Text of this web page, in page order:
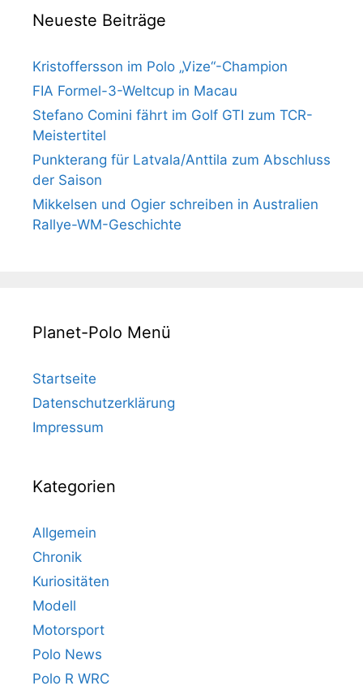
Neueste Beiträge
Kristoffersson im Polo „Vize“-Champion
FIA Formel-3-Weltcup in Macau
Stefano Comini fährt im Golf GTI zum TCR-
Meistertitel
Punkterang für Latvala/Anttila zum Abschluss
der Saison
Mikkelsen und Ogier schreiben in Australien
Rallye-WM-Geschichte
Planet-Polo Menü
Startseite
Datenschutzerklärung
Impressum
Kategorien
Allgemein
Chronik
Kuriositäten
Modell
Motorsport
Polo News
Polo R WRC